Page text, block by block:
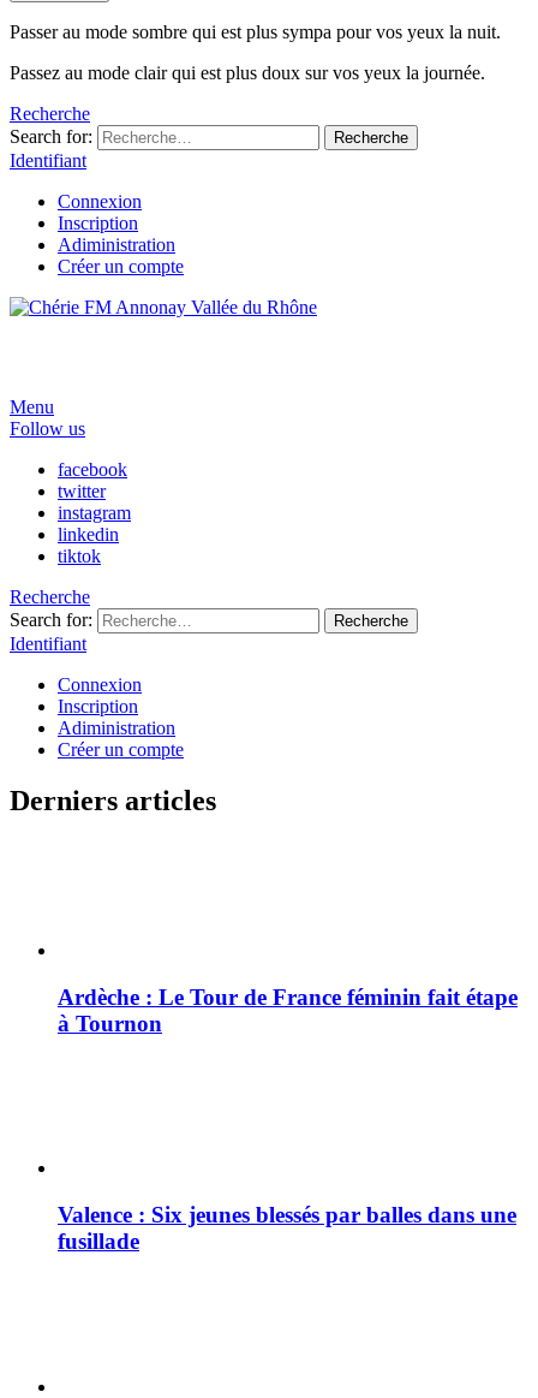
Passer au mode sombre qui est plus sympa pour vos yeux la nuit.
Passez au mode clair qui est plus doux sur vos yeux la journée.
Recherche
Search for:
Recherche
Identifiant
Connexion
Inscription
Adiministration
Créer un compte
Menu
Follow us
facebook
twitter
instagram
linkedin
tiktok
Recherche
Search for:
Recherche
Identifiant
Connexion
Inscription
Adiministration
Créer un compte
Derniers articles
Ardèche : Le Tour de France féminin fait étape
à Tournon
Valence : Six jeunes blessés par balles dans une
fusillade